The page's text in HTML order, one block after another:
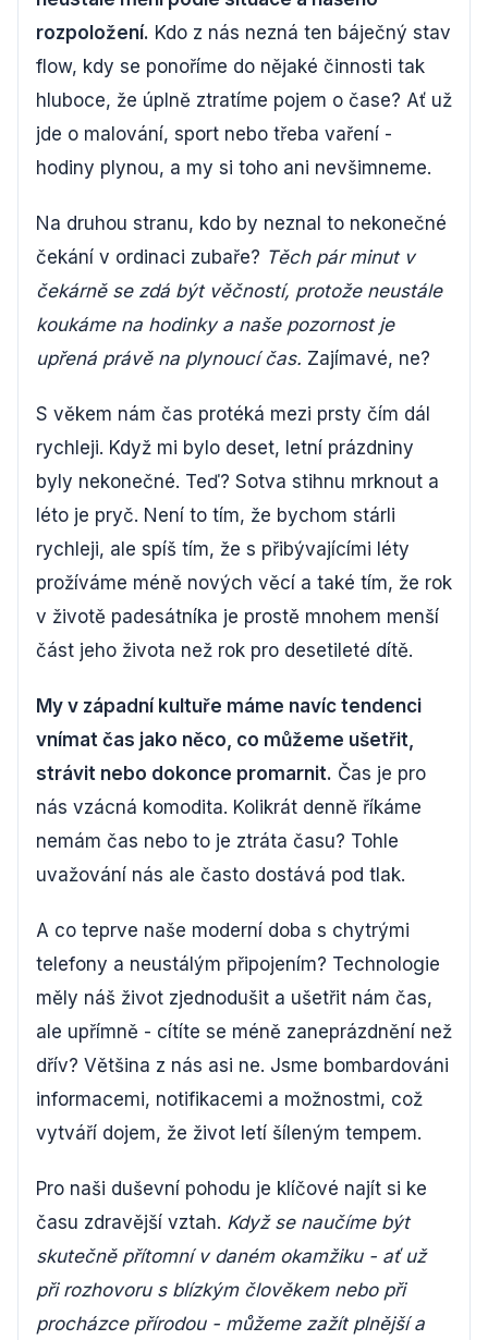
rozpoložení. Kdo z nás nezná ten báječný stav
flow, kdy se ponoříme do nějaké činnosti tak
hluboce, že úplně ztratíme pojem o čase? Ať už
jde o malování, sport nebo třeba vaření -
hodiny plynou, a my si toho ani nevšimneme.
Na druhou stranu, kdo by neznal to nekonečné
čekání v ordinaci zubaře? Těch pár minut v
čekárně se zdá být věčností, protože neustále
koukáme na hodinky a naše pozornost je
upřená právě na plynoucí čas. Zajímavé, ne?
S věkem nám čas protéká mezi prsty čím dál
rychleji. Když mi bylo deset, letní prázdniny
byly nekonečné. Teď? Sotva stihnu mrknout a
léto je pryč. Není to tím, že bychom stárli
rychleji, ale spíš tím, že s přibývajícími léty
prožíváme méně nových věcí a také tím, že rok
v životě padesátníka je prostě mnohem menší
část jeho života než rok pro desetileté dítě.
My v západní kultuře máme navíc tendenci
vnímat čas jako něco, co můžeme ušetřit,
strávit nebo dokonce promarnit. Čas je pro
nás vzácná komodita. Kolikrát denně říkáme
nemám čas nebo to je ztráta času? Tohle
uvažování nás ale často dostává pod tlak.
A co teprve naše moderní doba s chytrými
telefony a neustálým připojením? Technologie
měly náš život zjednodušit a ušetřit nám čas,
ale upřímně - cítíte se méně zaneprázdnění než
dřív? Většina z nás asi ne. Jsme bombardováni
informacemi, notifikacemi a možnostmi, což
vytváří dojem, že život letí šíleným tempem.
Pro naši duševní pohodu je klíčové najít si ke
času zdravější vztah. Když se naučíme být
skutečně přítomní v daném okamžiku - ať už
při rozhovoru s blízkým člověkem nebo při
procházce přírodou - můžeme zažít plnější a